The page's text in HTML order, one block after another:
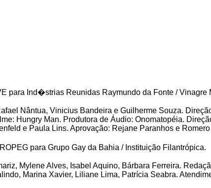
para Ind�strias Reunidas Raymundo da Fonte / Vinagre
Nântua, Vinicius Bandeira e Guilherme Souza.
Hungry Man. Produtora de Áudio: Onomatopéia.
e Paula Lins. Aprovação: Rejane Paranhos e
para Grupo Gay da Bahia / Instituição Filantrópica.
Mylene Alves, Isabel Aquino, Bárbara Ferreira.
Marina Xavier, Liliane Lima, Patrícia Seabra.